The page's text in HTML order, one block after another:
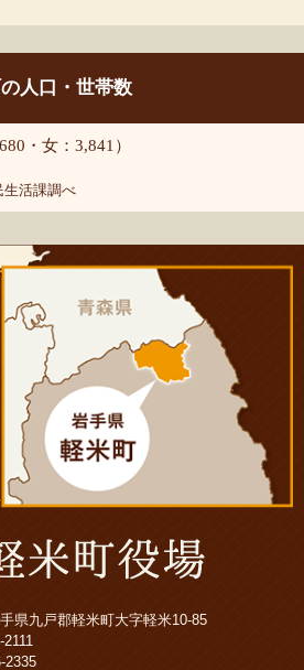
人口・世帯数
・女：3,841）
活課調べ
県九戸郡軽米町大字軽米10-85
2335